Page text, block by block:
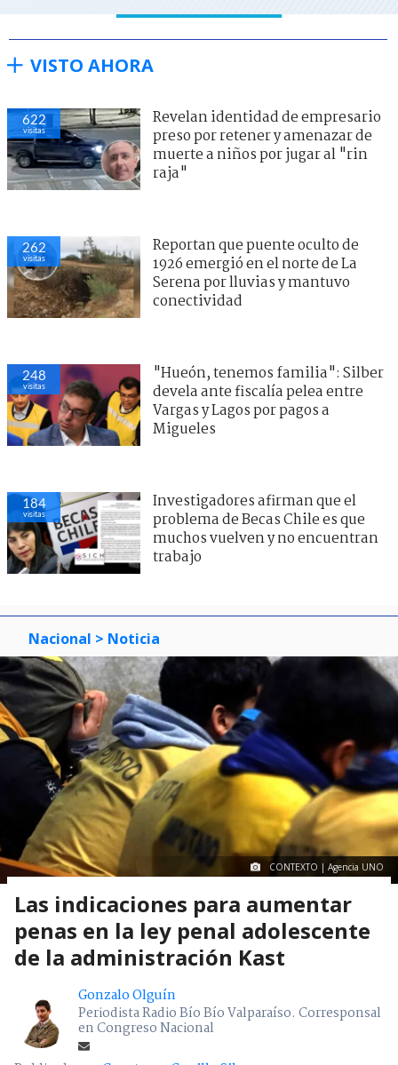
VISTO AHORA
622
visitas
Revelan identidad de empresario
preso por retener y amenazar de
muerte a niños por jugar al "rin
raja"
262
visitas
Reportan que puente oculto de
1926 emergió en el norte de La
Serena por lluvias y mantuvo
conectividad
248
visitas
"Hueón, tenemos familia": Silber
devela ante fiscalía pelea entre
Vargas y Lagos por pagos a
Migueles
184
visitas
Investigadores afirman que el
problema de Becas Chile es que
muchos vuelven y no encuentran
trabajo
Nacional > Noticia
CONTEXTO | Agencia UNO
Las indicaciones para aumentar
penas en la ley penal adolescente
de la administración Kast
Gonzalo Olguín
Periodista Radio Bío Bío Valparaíso. Corresponsal
en Congreso Nacional